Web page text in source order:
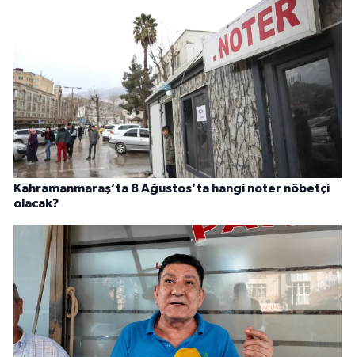
Kahramanmaraş’ta 8 Ağustos’ta hangi noter nöbetçi
olacak?